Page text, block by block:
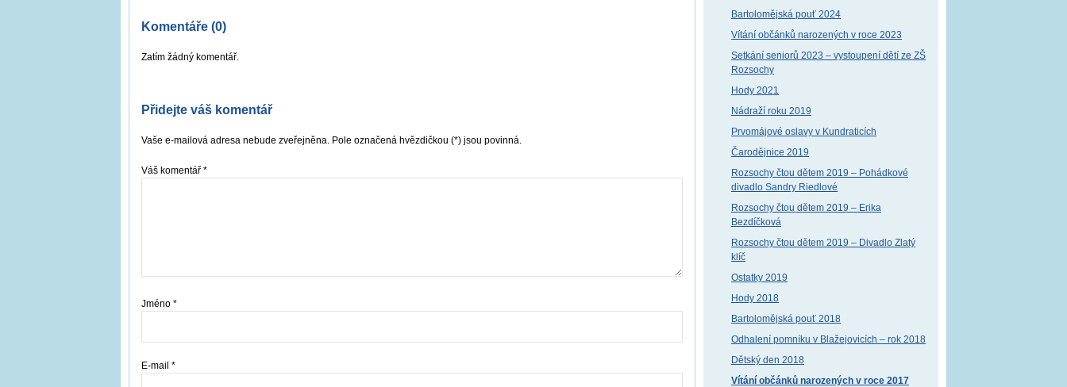
Komentáře (0)
Zatím žádný komentář.
Přidejte váš komentář
Vaše e-mailová adresa nebude zveřejněna. Pole označená hvězdičkou (*) jsou povinná.
Váš komentář *
Jméno *
E-mail *
Bartolomějská pouť 2024
Vítání občánků narozených v roce 2023
Setkání seniorů 2023 – vystoupení dětí ze ZŠ
Rozsochy
Hody 2021
Nádraží roku 2019
Prvomájové oslavy v Kundraticích
Čarodějnice 2019
Rozsochy čtou dětem 2019 – Pohádkové
divadlo Sandry Riedlové
Rozsochy čtou dětem 2019 – Erika
Bezdíčková
Rozsochy čtou dětem 2019 – Divadlo Zlatý
klíč
Ostatky 2019
Hody 2018
Bartolomějská pouť 2018
Odhalení pomníku v Blažejovicích – rok 2018
Dětský den 2018
Vítání občánků narozených v roce 2017